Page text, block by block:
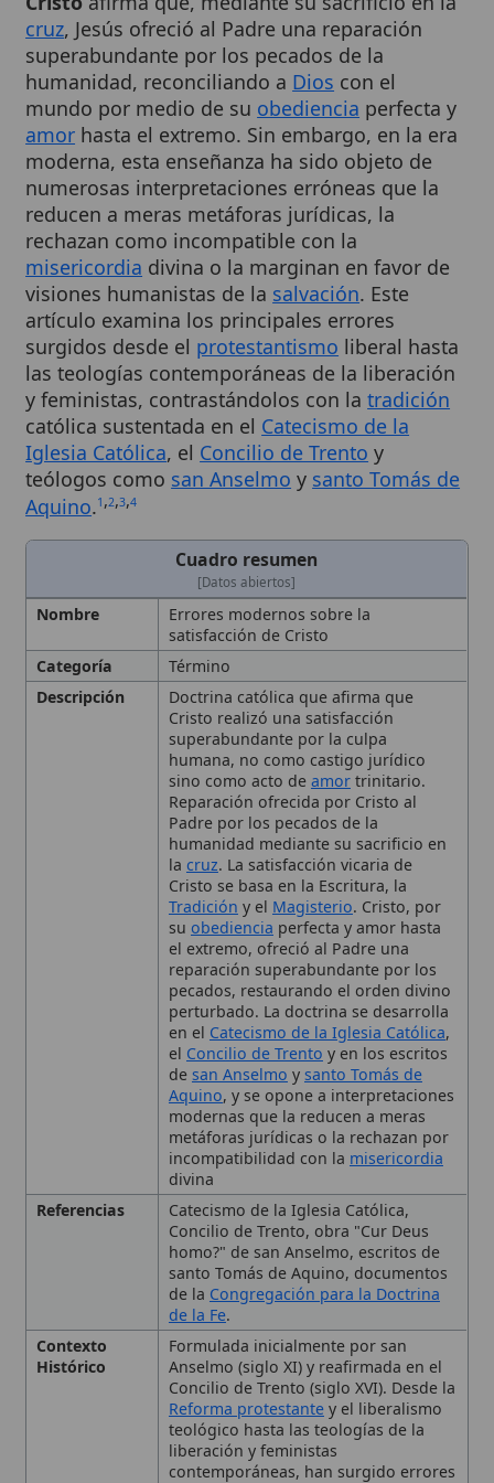
superabundante por los pecados de la
humanidad, reconciliando aDioscon el
mundo por medio de suobedienciaperfecta y
amorhasta el extremo. Sin embargo, en la era
moderna, esta enseñanza ha sido objeto de
numerosas interpretaciones erróneas que la
reducen a meras metáforas jurídicas, la
rechazan como incompatible con la
misericordia divina o la marginan en favor de
visiones humanistas de lasalvación. Este
artículo examina los principales errores
surgidos desde elprotestantismoliberal hasta
las teologías contemporáneas de la liberación
y feministas, contrastándolos con latradición
católica sustentada en elCatecismo de la
Iglesia Católica, elConcilio de Trento y
teólogos comosan Anselmoysanto Tomás de
Aquino. 1, 2, 3,4
Cuadro resumen
[Datos abiertos]
Nombre
Término
Doctrina católica que afirma que
Cristo realizó una satisfacción
superabundante por la culpa
humana, no como castigo jurídico
sino como acto de
Reparación ofrecida por Cristo al
Padre por los pecados de la
humanidad mediante su sacrificio en
lacruz. La satisfacción vicaria de
Cristo se basa en la Escritura, la
Tradicióny el Magisterio. Cristo, por
suobedienciaperfecta y amor hasta
el extremo, ofreció al Padre una
reparación superabundante por los
pecados, restaurando el orden divino
perturbado. La doctrina se desarrolla
en elCatecismo de la Iglesia Católica,
elConcilio de Trentoy en los escritos
desan Anselmoy santo Tomás de
Aquino, y se opone a interpretaciones
modernas que la reducen a meras
metáforas jurídicas o la rechazan por
incompatibilidad con lamisericordia
divina
Catecismo de la Iglesia Católica,
Concilio de Trento, obra "Cur Deus
homo?" de san Anselmo, escritos de
santo Tomás de Aquino, documentos
de laCongregación para la Doctrina
de la Fe
Histórico
Formulada inicialmente por san
Anselmo (siglo XI) y reafirmada en el
Concilio de Trento (siglo XVI). Desde la
Reforma protestantey el liberalismo
teológico hasta las teologías de la
liberación y feministas
contemporáneas, han surgido errores
que distorsionan la enseñanza
tradicional.
Importancia
Fundamental para laliturgia, la
Eucaristíay lacomprensióndel
misterio pascual; su rechazo
empobrece lafecatólica, convirtiendo
la cruz en mero símbolo moral.
Doctrina
🙏 Bienvenido a Wikitólica
Esta enciclopedia es un recurso privado de referencia sin